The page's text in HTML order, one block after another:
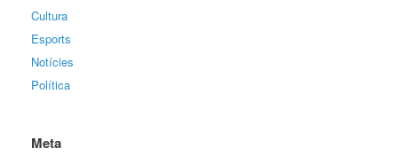
Cultura
Esports
Notícies
Política
Meta